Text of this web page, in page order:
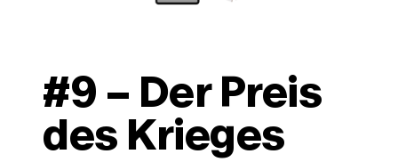
#9 – Der Preis
des Krieges